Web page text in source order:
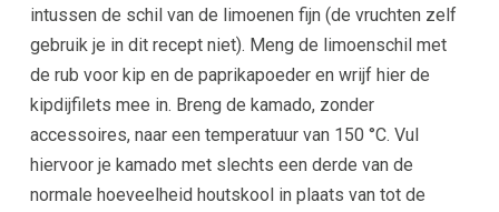
intussen de schil van de limoenen fijn (de vruchten zelf
gebruik je in dit recept niet). Meng de limoenschil met
de rub voor kip en de paprikapoeder en wrijf hier de
kipdijfilets mee in. Breng de kamado, zonder
accessoires, naar een temperatuur van 150 °C. Vul
hiervoor je kamado met slechts een derde van de
normale hoeveelheid houtskool in plaats van tot de